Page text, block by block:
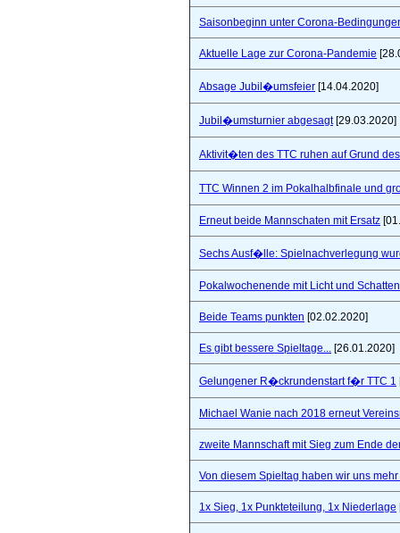
Saisonbeginn unter Corona-
Aktuelle Lage zur Corona-Pandemie
Absage Jubil�umsfeier [14.04.2020]
Jubil�umsturnier abgesagt[29.03.2020]
Aktivit�ten des TTC ruhen auf Grund
TTC Winnen 2 im Pokalhalbfinale und
Erneut beide Mannschaten mit Ersatz
Sechs Ausf�lle: Spielnachverlegung
Pokalwochenende mit Licht und
Beide Teams punkten [02.02.2020]
Es gibt bessere Spieltage... [26.01.2020]
Gelungener R�ckrundenstart f�r TTC 1
Michael Wanie nach 2018 erneut
zweite Mannschaft mit Sieg zum Ende
Von diesem Spieltag haben wir uns mehr
1x Sieg, 1x Punkteteilung, 1x Niederlage